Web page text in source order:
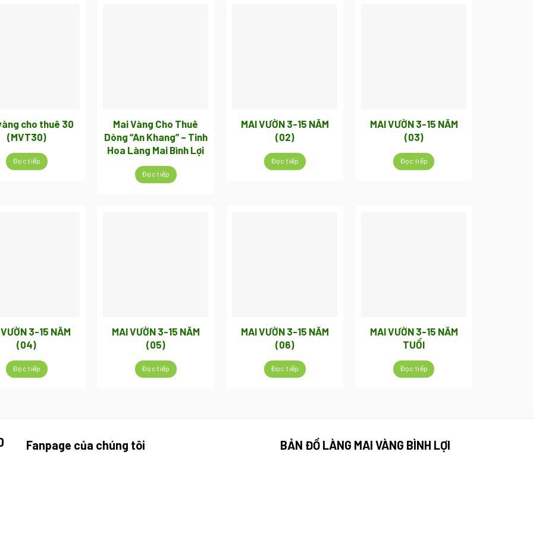
cho thuê 30
(MVT30)
Đọc tiếp
Mai Vàng Cho Thuê
Dòng “An Khang” – Tinh
Hoa Làng Mai Bình Lợi
Đọc tiếp
MAI VƯỜN 3-15 NĂM
(02)
Đọc tiếp
MAI VƯỜN 3-15 NĂM
(03)
Đọc tiếp
3-15 NĂM
(04)
Đọc tiếp
MAI VƯỜN 3-15 NĂM
(05)
Đọc tiếp
MAI VƯỜN 3-15 NĂM
(06)
Đọc tiếp
MAI VƯỜN 3-15 NĂM
TUỔI
Đọc tiếp
Fanpage của chúng tôi BẢN ĐỒ LÀNG MAI VÀNG BÌNH LỢI